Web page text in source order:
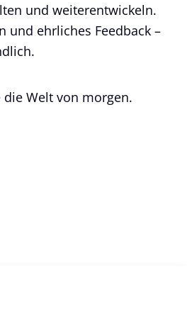
und weiterentwickeln.
und ehrliches Feedback –
Welt von morgen.